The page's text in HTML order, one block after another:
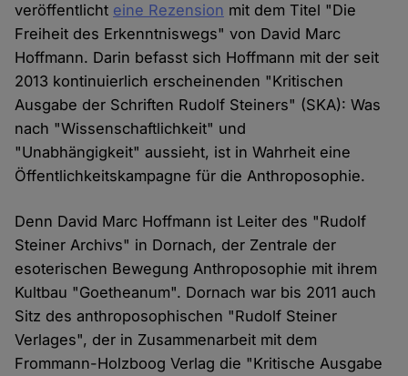
veröffentlicht eine Rezension mit dem Titel "Die
Freiheit des Erkenntniswegs" von David Marc
Hoffmann. Darin befasst sich Hoffmann mit der seit
2013 kontinuierlich erscheinenden "Kritischen
Ausgabe der Schriften Rudolf Steiners" (SKA): Was
nach "Wissenschaftlichkeit" und
"Unabhängigkeit" aussieht, ist in Wahrheit eine
Öffentlichkeitskampagne für die Anthroposophie.
Denn David Marc Hoffmann ist Leiter des "Rudolf
Steiner Archivs" in Dornach, der Zentrale der
esoterischen Bewegung Anthroposophie mit ihrem
Kultbau "Goetheanum". Dornach war bis 2011 auch
Sitz des anthroposophischen "Rudolf Steiner
Verlages", der in Zusammenarbeit mit dem
Frommann-Holzboog Verlag die "Kritische Ausgabe